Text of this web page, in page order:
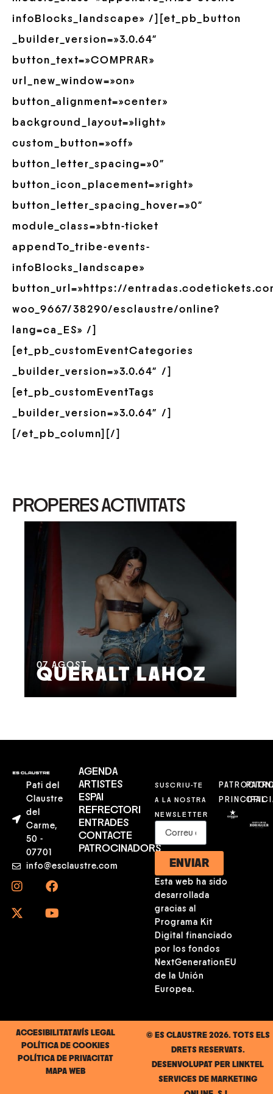
infoBlocks_landscape» /][et_pb_button
_builder_version=»3.0.64″
button_text=»COMPRAR»
url_new_window=»on»
button_alignment=»center»
background_layout=»light»
custom_button=»off»
button_letter_spacing=»0″
button_icon_placement=»right»
button_letter_spacing_hover=»0″
module_class=»btn-ticket
appendTo_tribe-events-
infoBlocks_landscape»
button_url=»https://
woo_9667/38290/esclaustre/online?
lang=ca_ES» /]
[et_pb_customEventCategories
_builder_version=»3.0.64″ /]
[et_pb_customEventTags
_builder_version=»3.0.64″ /]
[/et_pb_column][/]
PROPERES ACTIVITATS
07 AGOST
QUERALT LAHOZ
Pati del
Claustre
del
Carme,
50 -
07701
info@esclaustre.com
AGENDA
ARTISTES
ESPAI
REFRECTORI
ENTRADES
CONTACTE
PATROCINADORS
SUSCRIU-TE
A LA NOSTRA
NEWSLETTER
ENVIAR
Esta web ha sido
desarrollada
gracias al
Programa Kit
Digital financiado
por los fondos
NextGenerationEU
de la Unión
Europea.
PRINCIPAL
© ES CLAUSTRE 2026. TOTS ELS
DRETS RESERVATS.
DESENVOLUPAT PER LINKTEL
SERVICES DE MARKETING
ACCESIBILITATAVÍS LEGAL
POLÍTICA DE COOKIES
POLÍTICA DE PRIVACITAT
MAPA WEB